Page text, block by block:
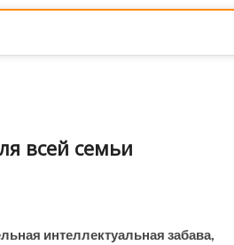
всей семьи
интеллектуальная забава,